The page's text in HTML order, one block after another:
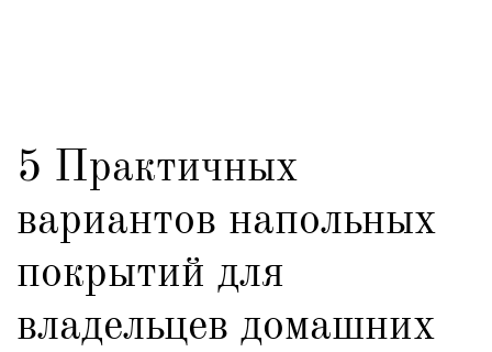
5 Практичных
вариантов напольных
покрытий для
владельцев домашних